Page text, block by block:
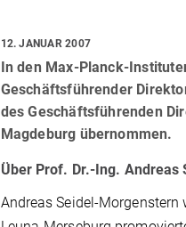
12. JANUAR 2007
In den Max-Planck-
Geschäftsführender
des Geschäftsführenden
Magdeburg übernommen.
Über Prof. Dr.-Ing. Andreas
Andreas Seidel-